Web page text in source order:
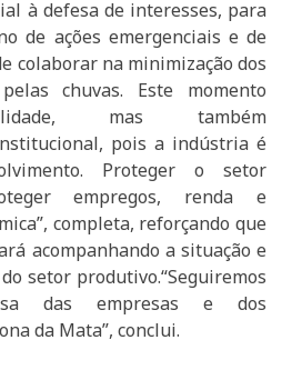
à defesa de interesses, para
de ações emergenciais e de
colaborar na minimização dos
chuvas. Este momento
mas também
pois a indústria é
Proteger o setor
empregos, renda e
completa, reforçando que
acompanhando a situação e
setor produtivo.“Seguiremos
das empresas e dos
da Mata”, conclui.